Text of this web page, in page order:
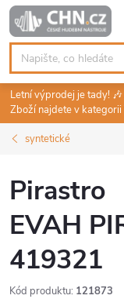
Přejít
na
obsah
Letní výprodej je tady!
Zboží najdete v kategorii
syntetické
Pirastro
EVAH
419321
Kód produktu: 121873